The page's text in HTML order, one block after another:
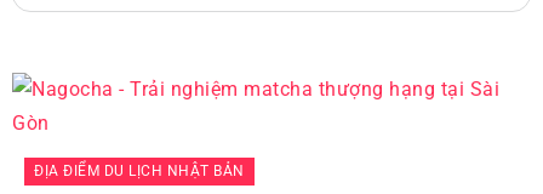
ĐỊA ĐIỂM DU LỊCH NHẬT BẢN